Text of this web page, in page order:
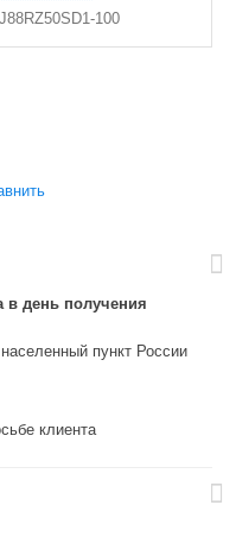
100
в день получения
пункт России
клиента